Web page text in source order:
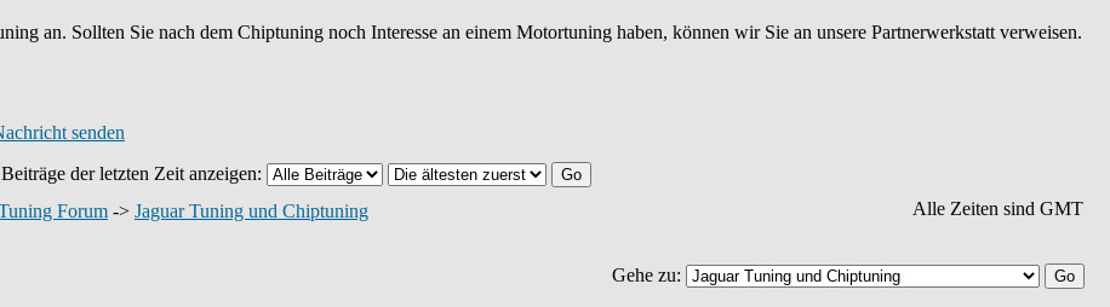
an. Sollten Sie nach dem Chiptuning noch Interesse an einem Motortuning haben, können wir Sie an unsere Partnerwerkstatt verweisen.
Beiträge der letzten Zeit anzeigen:
Forum -> Jaguar Tuning und Chiptuning
Alle Zeiten sind GMT
Gehe zu: